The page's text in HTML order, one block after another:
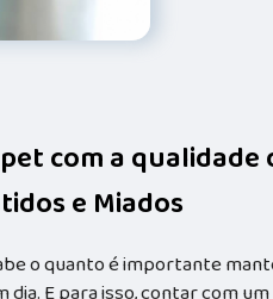
com a qualidade
e Miados
o quanto é importante